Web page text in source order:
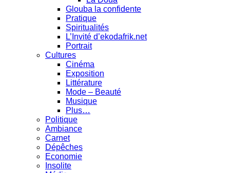
Glouba la confidente
Pratique
Spiritualités
L’Invité d’ekodafrik.net
Portrait
Cultures
Cinéma
Exposition
Littérature
Mode – Beauté
Musique
Plus…
Politique
Ambiance
Carnet
Dépêches
Economie
Insolite